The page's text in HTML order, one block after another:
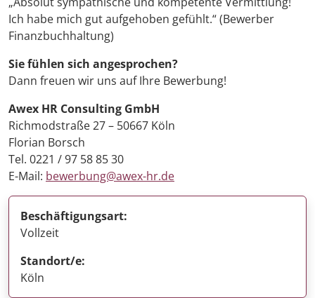
Ich habe mich gut aufgehoben gefühlt.“ (Bewerber
Finanzbuchhaltung)
Sie fühlen sich angesprochen?
Dann freuen wir uns auf Ihre Bewerbung!
Awex HR Consulting GmbH
Richmodstraße 27 – 50667 Köln
Florian Borsch
Tel. 0221 / 97 58 85 30
E-Mail: bewerbung@awex-hr.de
Beschäftigungsart:
Vollzeit
Standort/e:
Köln